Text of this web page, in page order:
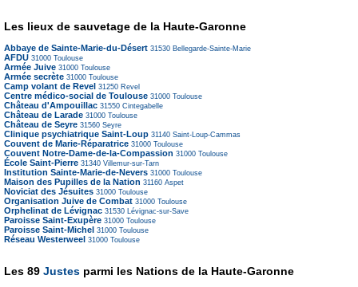
Les lieux de sauvetage de la Haute-Garonne
Abbaye de Sainte-Marie-du-Désert 31530 Bellegarde-Sainte-Marie
AFDU 31000 Toulouse
Armée Juive 31000 Toulouse
Armée secrète 31000 Toulouse
Camp volant de Revel 31250 Revel
Centre médico-social de Toulouse 31000 Toulouse
Château d'Ampouillac 31550 Cintegabelle
Château de Larade 31000 Toulouse
Château de Seyre 31560 Seyre
Clinique psychiatrique Saint-Loup 31140 Saint-Loup-Cammas
Couvent de Marie-Réparatrice 31000 Toulouse
Couvent Notre-Dame-de-la-Compassion 31000 Toulouse
École Saint-Pierre 31340 Villemur-sur-Tarn
Institution Sainte-Marie-de-Nevers 31000 Toulouse
Maison des Pupilles de la Nation 31160 Aspet
Noviciat des Jésuites 31000 Toulouse
Organisation Juive de Combat 31000 Toulouse
Orphelinat de Lévignac 31530 Lévignac-sur-Save
Paroisse Saint-Exupère 31000 Toulouse
Paroisse Saint-Michel 31000 Toulouse
Réseau Westerweel 31000 Toulouse
Les 89 Justes parmi les Nations de la Haute-Garonne